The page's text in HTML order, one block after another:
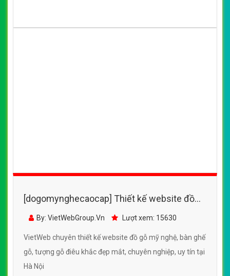
[dogomynghecaocap] Thiết kế website đồ
gỗ mỹ nghệ, bàn ghế gỗ, tượng gỗ điêu khắc
By: VietWebGroup.Vn Lượt xem: 15630
VietWeb chuyên thiết kế website đồ gỗ mỹ nghệ, bàn ghế
gỗ, tượng gỗ điêu khắc đẹp mắt, chuyên nghiệp, uy tín tại
Hà Nội